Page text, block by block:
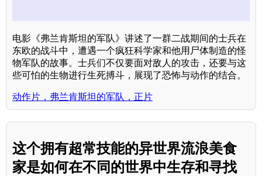
电影《弗兰肯斯坦的军队》讲述了一群二战期间的士兵在
东欧的战斗中，遭遇一个疯狂科学家和他用尸体制造的怪
物军队的故事。士兵们不仅要面对敌人的攻击，还要与这
些可怕的生物进行生死搏斗，展现了恐怖与动作的结合。
动作片，弗兰肯斯坦的军队，正片
这个拥有超常技能的异世界流浪美食
家是如何在不同的世界中生存和寻找